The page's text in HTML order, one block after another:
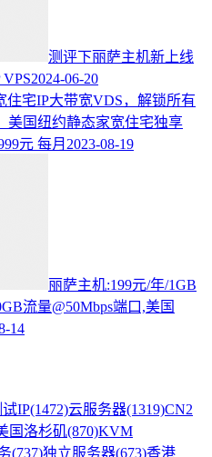
测评下丽萨主机新上线
2024-06-20
住宅IP大带宽VDS，解锁所有
美国纽约静态家宽住宅独享
元 每月 2023-08-19
丽萨主机:199元/年/1GB
流量@50Mbps端口,美国
14
IP(1472)云服务器(1319)CN2
国洛杉矶(870)KVM
(737)独立服务器(673)香港